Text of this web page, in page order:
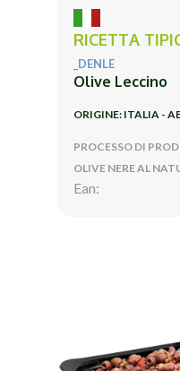
RICETTA
_DENLE
Olive Leccino
ORIGINE: ITALIA -
PROCESSO DI
OLIVE NERE AL
Ean: